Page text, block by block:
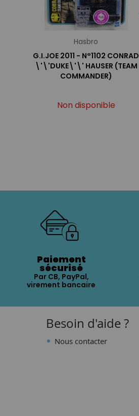
Hasbro
G.I.JOE 2011 - N°1102 CONRAD
\'\'DUKE\'\' HAUSER (TEAM
COMMANDER)
Non disponible
Paiement
sécurisé
Par CB, PayPal,
virement bancaire
Besoin d'aide ?
Nous contacter